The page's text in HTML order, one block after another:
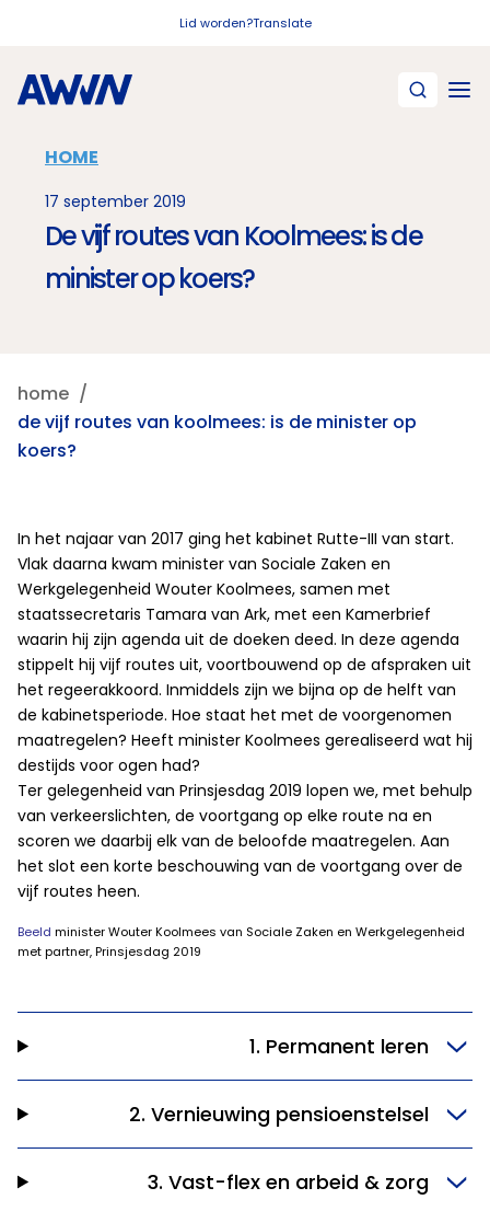
Lid worden?Translate
HOME
17 september 2019
De vijf routes van Koolmees: is de
minister op koers?
home
de vijf routes van koolmees: is de minister op
koers?
In het najaar van 2017 ging het kabinet Rutte-III van start.
Vlak daarna kwam minister van Sociale Zaken en
Werkgelegenheid Wouter Koolmees, samen met
staatssecretaris Tamara van Ark, met een Kamerbrief
waarin hij zijn agenda uit de doeken deed. In deze agenda
stippelt hij vijf routes uit, voortbouwend op de afspraken uit
het regeerakkoord. Inmiddels zijn we bijna op de helft van
de kabinetsperiode. Hoe staat het met de voorgenomen
maatregelen? Heeft minister Koolmees gerealiseerd wat hij
destijds voor ogen had?
Ter gelegenheid van Prinsjesdag 2019 lopen we, met behulp
van verkeerslichten, de voortgang op elke route na en
scoren we daarbij elk van de beloofde maatregelen. Aan
het slot een korte beschouwing van de voortgang over de
vijf routes heen.
Beeld minister Wouter Koolmees van Sociale Zaken en Werkgelegenheid
met partner, Prinsjesdag 2019
1. Permanent leren
2. Vernieuwing pensioenstelsel
3. Vast-flex en arbeid & zorg